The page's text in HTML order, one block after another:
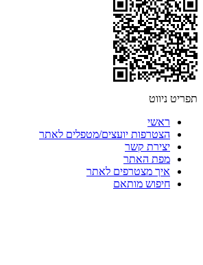
תפריט ניווט
ראשי
הצטרפות יועצים/מטפלים לאתר
יצירת קשר
מפת האתר
איך מצטרפים לאתר
חיפוש מותאם